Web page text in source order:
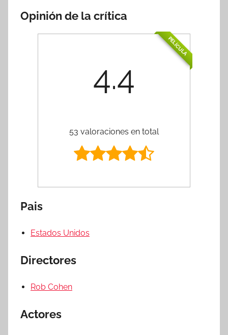
Opinión de la crítica
PELÍCULA
4.4
53 valoraciones en total
Pais
Estados Unidos
Directores
Rob Cohen
Actores